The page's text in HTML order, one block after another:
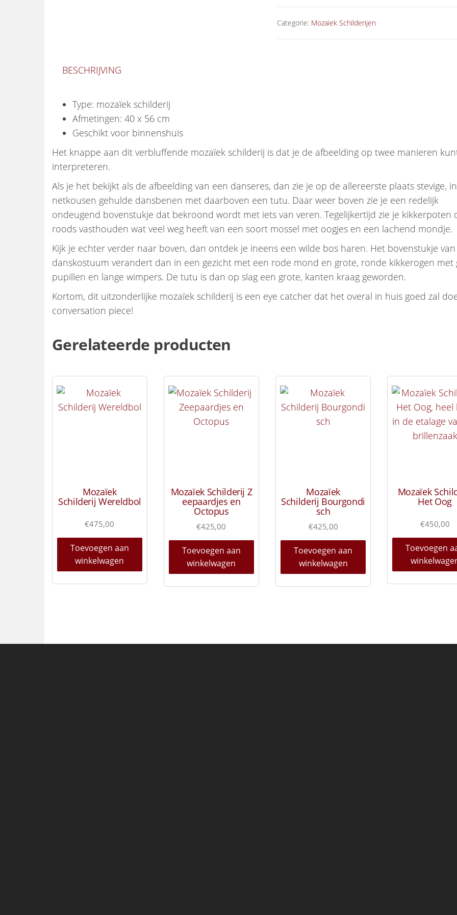
Categorie: Mozaïek Schilderijen
BESCHRIJVING
Type: mozaïek schilderij
Afmetingen: 40 x 56 cm
Geschikt voor binnenshuis
Het knappe aan dit verbluffende mozaïek schilderij is dat je de afbeelding op twee manieren
interpreteren.
Als je het bekijkt als de afbeelding van een danseres, dan zie je op de allereerste plaats stevige, in
netkousen gehulde dansbenen met daarboven een tutu. Daar weer boven zie je een redelijk
ondeugend bovenstukje dat bekroond wordt met iets van veren. Tegelijkertijd zie je kikkerpoten
roods vasthouden wat veel weg heeft van een soort mossel met oogjes en een lachend mondje.
Kijk je echter verder naar boven, dan ontdek je ineens een wilde bos haren. Het bovenstukje
danskostuum verandert dan in een gezicht met een rode mond en grote, ronde kikkerogen met
pupillen en lange wimpers. De tutu is dan op slag een grote, kanten kraag geworden.
Kortom, dit uitzonderlijke mozaïek schilderij is een eye catcher dat het overal in huis goed zal
conversation piece!
Gerelateerde producten
Mozaïek
Schilderij Wereldbol
€475,00
Toevoegen aan
winkelwagen
Mozaïek Schilderij Z
eepaardjes en
Octopus
€425,00
Toevoegen aan
winkelwagen
Mozaïek
Schilderij Bourgondi
sch
€425,00
Toevoegen aan
winkelwagen
Mozaïek
Het Oog
€450,00
Toevoegen